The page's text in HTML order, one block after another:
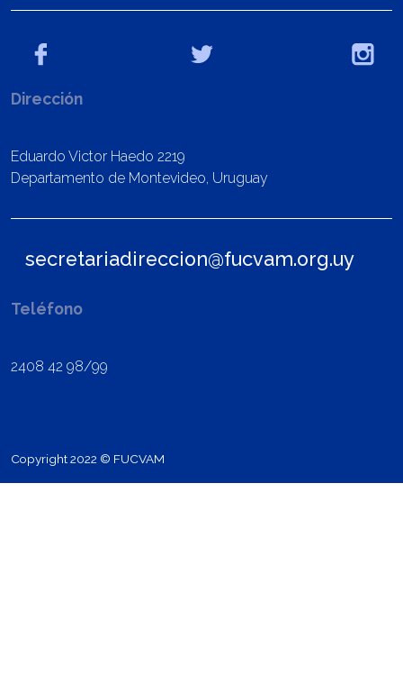
Dirección
Eduardo Victor Haedo 2219
Departamento de Montevideo, Uruguay
secretariadireccion@fucvam.org.uy
Teléfono
2408 42 98/99
Copyright 2022 © FUCVAM